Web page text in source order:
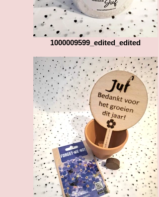
1000009599_edited_edited